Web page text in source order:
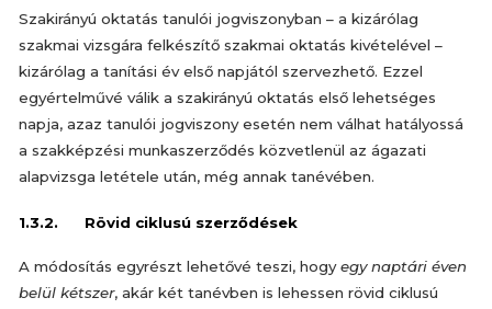
Szakirányú oktatás tanulói jogviszonyban – a kizárólag
szakmai vizsgára felkészítő szakmai oktatás kivételével –
kizárólag a tanítási év első napjától szervezhető. Ezzel
egyértelművé válik a szakirányú oktatás első lehetséges
napja, azaz tanulói jogviszony esetén nem válhat hatályossá
a szakképzési munkaszerződés közvetlenül az ágazati
alapvizsga letétele után, még annak tanévében.
1.3.2. Rövid ciklusú szerződések
A módosítás egyrészt lehetővé teszi, hogyegy naptári éven
belül kétszer, akár két tanévben is lehessen rövid ciklusú